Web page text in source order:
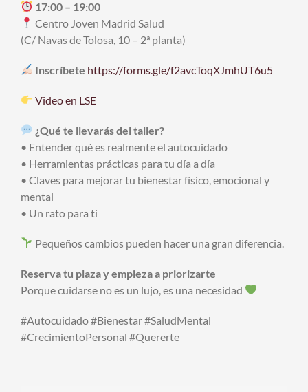
17:00 – 19:00
Centro Joven Madrid Salud
(C/ Navas de Tolosa, 10 – 2ª planta)
Inscríbete https://forms.gle/f2avcToqXJmhUT6u5
Video en LSE
¿Qué te llevarás del taller?
• Entender qué es realmente el autocuidado
• Herramientas prácticas para tu día a día
• Claves para mejorar tu bienestar físico, emocional y
mental
• Un rato para ti
Pequeños cambios pueden hacer una gran diferencia.
Reserva tu plaza y empieza a priorizarte
Porque cuidarse no es un lujo, es una necesidad
#Autocuidado #Bienestar #SaludMental
#CrecimientoPersonal #Quererte